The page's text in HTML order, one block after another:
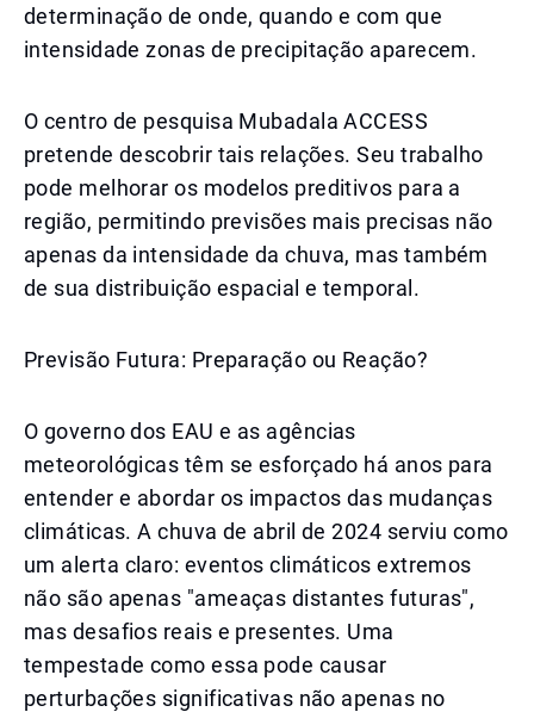
determinação de onde, quando e com que
intensidade zonas de precipitação aparecem.
O centro de pesquisa Mubadala ACCESS
pretende descobrir tais relações. Seu trabalho
pode melhorar os modelos preditivos para a
região, permitindo previsões mais precisas não
apenas da intensidade da chuva, mas também
de sua distribuição espacial e temporal.
Previsão Futura: Preparação ou Reação?
O governo dos EAU e as agências
meteorológicas têm se esforçado há anos para
entender e abordar os impactos das mudanças
climáticas. A chuva de abril de 2024 serviu como
um alerta claro: eventos climáticos extremos
não são apenas "ameaças distantes futuras",
mas desafios reais e presentes. Uma
tempestade como essa pode causar
perturbações significativas não apenas no